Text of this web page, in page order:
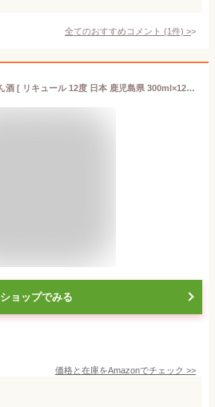
全てのおすすめコメント (1件) >
町田酒造 奄美たんかん酒 [ リキュール 12度 日本 鹿児島県 300ml×12本 瓶 ]
ショップでみる
価格と在庫をAmazonでチェック >>